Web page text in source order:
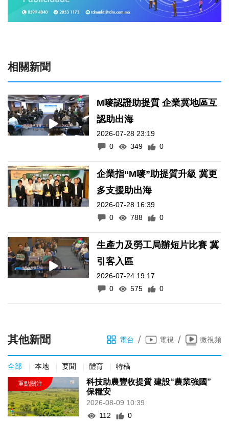
相關新聞
M嘜認證助提質 企業冀地區互
認助出海
2026-07-28 23:19
0
349 0
企業指“M嘜”助提質升級 冀更
多支援助出海
2026-07-28 16:39
0
788 0
生產力及勞工局辦短片比賽 冀
引客入區
2026-07-24 19:17
0
575 0
其他新聞 電台 / 電視 / 微視頻
全部 本地 要聞 體育 特稿
科技助農豐收提質 建設“農業強國”
保糧安
2026-08-09 10:39
112
0